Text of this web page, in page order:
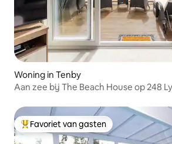
Woning in Tenby
Aan zee bij The Beach House op 248
Topfavoriet van gasten
Favoriet van gasten